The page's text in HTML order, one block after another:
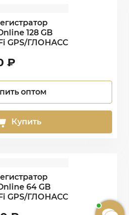
128 GB
GPS/ГЛОНАСС
₽
оптом
Купить
64 GB
GPS/ГЛОНАСС